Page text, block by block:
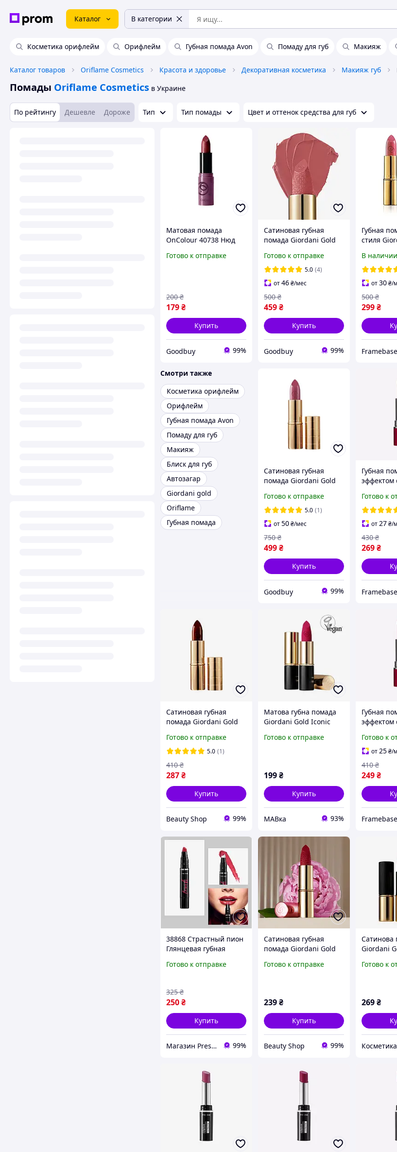
Каталог В категории
Косметика орифлейм Орифлейм Губная помада Avon Помаду для губ Макияж
Каталог товаров Oriflame Cosmetics Красота и здоровье Декоративная косметика Макияж губ
Помады Oriflame Cosmetics в Украине
По рейтингу Дешевле Дороже Тип Тип помады Цвет и оттенок средства для губ
Матовая помада
OnColour 40738 Нюд
срок до 06/2023)
Готово к отправке
179₴
200 ₴
Купить
Goodbuy 99%
Сатиновая губная
помада Giordani Gold
Персик)
лимитированная
коллекция
Готово к отправке
5.0 (4)
от46₴/мес
459₴
500 ₴
Купить
Goodbuy 99%
Губная
стиля
Rose Petal
В наличии
от30₴/
299₴
500 ₴
Framebase
Смотри также
Косметика орифлейм
Орифлейм
Губная помада Avon
Помаду для губ
Макияж
Блиск для губ
Автозагар
Giordani gold
Oriflame
Губная помада
Сатиновая губная
помада Giordani Gold
Маув
Готово к отправке
5.0 (1)
от50₴/мес
499₴
750 ₴
Купить
Goodbuy 99%
Губная
эффектом
43297
Розовий
Готово к
от27₴/
269₴
430 ₴
Framebase
Сатиновая губная
помада Giordani Gold
Шоколадная вишня
Готово к отправке
5.0 (1)
287₴
410 ₴
Купить
Beauty Shop 99%
Матова губна помада
Giordani Gold Iconic
42669
Готово к отправке
199₴
Купить
МАВка 93%
Губная
эффектом
43304 -
Винный
Готово к
от25₴/
249₴
410 ₴
Framebase
38868 Страстный пион
Глянцевая губная
Irresistible Touch
мл
Готово к отправке
250₴
325 ₴
Купить
Магазин Prestige 99%
Сатиновая губная
помада Giordani Gold
Ягодный красный в
Готово к отправке
239₴
Купить
Beauty Shop 99%
Сатинова
Giordani
Готово к
269₴